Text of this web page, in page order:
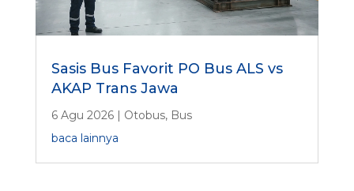
Sasis Bus Favorit PO Bus ALS vs
AKAP Trans Jawa
6 Agu 2026| Otobus, Bus
baca lainnya